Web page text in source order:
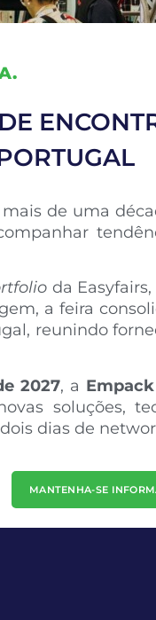
de uma
da
a feira
reunindo
2027, a
soluções,
dias de
MANTENHA-SE